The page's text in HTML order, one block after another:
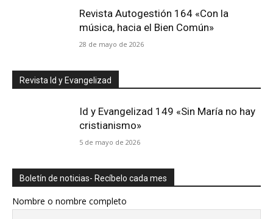
Revista Autogestión 164 «Con la
música, hacia el Bien Común»
28 de mayo de 2026
Revista Id y Evangelizad
Id y Evangelizad 149 «Sin María no hay
cristianismo»
5 de mayo de 2026
Boletín de noticias- Recíbelo cada mes
Nombre o nombre completo